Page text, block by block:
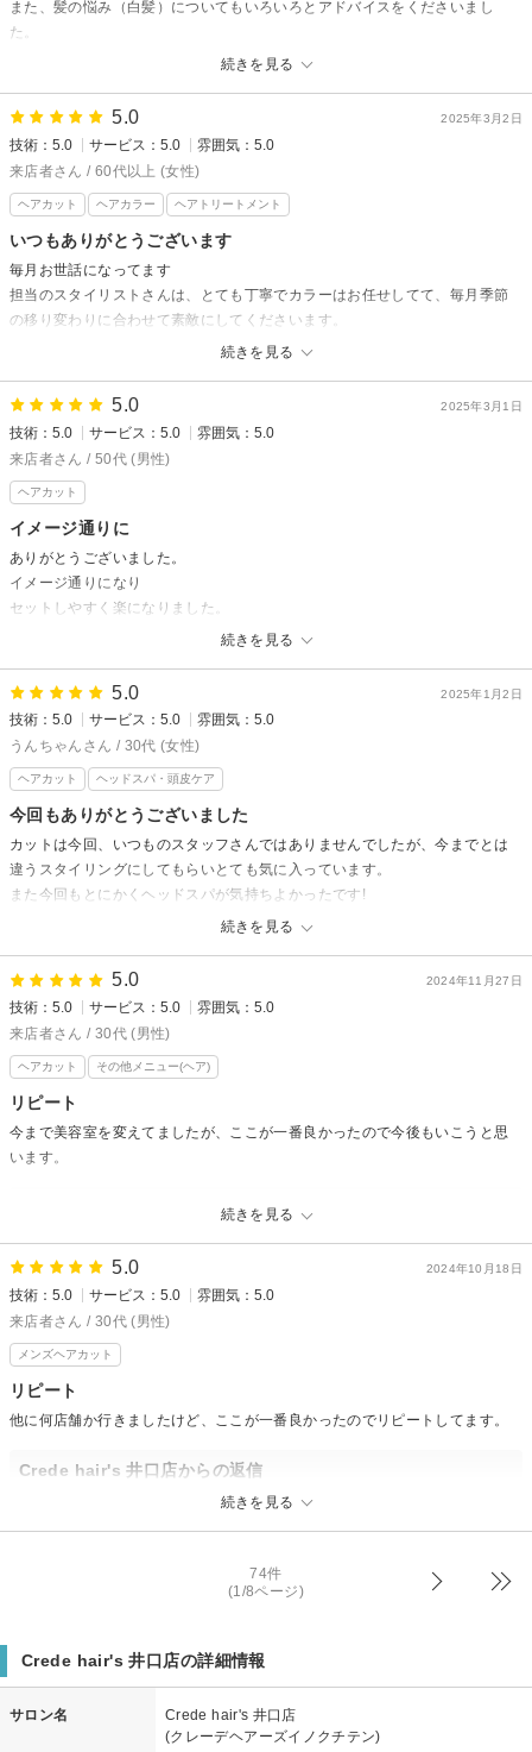
続きを見る
また、髪の悩み（白髪）についてもいろいろとアドバイスをくださいまし
た。
次回はカラーリングもしようと思うのでよろしくお願いします!
Crede hair's 井口店からの返信
うんちゃん様
いつもご来店いただきありがとうございます。
カラーで白髪の悩みも改善されますが雰囲気も変わることで
気分も上がると思いますのでぜひ挑戦してみてくださいね！
またのご来店をお待ちしています。
2025年3月2日
5.0
技術：5.0 サービス：5.0
雰囲気：5.0
来店者さん / 60代以上 (女性)
ヘアカット ヘアカラー ヘアトリートメント
いつもありがとうございます
続きを見る
毎月お世話になってます
担当のスタイリストさんは、とても丁寧でカラーはお任せしてて、毎月季節
の移り変わりに合わせて素敵にしてくださいます。
シャンプーは担当のスタイリストさんとは別の方がしてくださるのですが、
てくれました。無言でシャンプーをされると本当にオーダーしたメニューを
たです。
Crede hair's 井口店からの返信
来店者様
先日はご来店いただきありがとうございます！
「担当のスタイリストさんは、とても丁寧でカラーはお任せしてて、毎月
季節の移り変わりに合わせて素敵にしてくださいます。」と嬉しい口コミ
をいただき大変嬉しく思います。
シャンプー中は心地よく過ごしていただけるようにできるかぎり会話は
すので
スタッフで共有させて頂き次回も喜んでいただけるように
努めて参ります。
またのご来店お待ちしています。
2025年3月1日
5.0
技術：5.0 サービス：5.0
雰囲気：5.0
来店者さん / 50代 (男性)
ヘアカット
イメージ通りに
続きを見る
ありがとうございました。
イメージ通りになり
セットしやすく楽になりました。
来店者様
先日はご来店いただきありがとうございます。
今回はカットでのご予約でしたがイメージ通りになり
セットがしやすくなったとお声をいただき安心しました。
また次回も喜んでいただけるように日々勉強をして
お出迎えできるように準備をしておきます。
またのご来店をお待ちしています。
2025年1月2日
5.0
技術：5.0 サービス：5.0
雰囲気：5.0
うんちゃんさん / 30代 (女性)
ヘアカット ヘッドスパ・頭皮ケア
今回もありがとうございました
続きを見る
カットは今回、いつものスタッフさんではありませんでしたが、今までとは
違うスタイリングにしてもらいとても気に入っています。
また今回もとにかくヘッドスパが気持ちよかったです!
Crede hair's 井口店からの返信
うんちゃん様
先日はご来店いただきありがとうございました！
ヘッドスパもお褒めのお言葉をいただけて嬉しく思います。
ヘッドスパはスパニストをおいての本格的なスパになっていますので
またヘッドスパもやってみてくださいね。
またのご来店をお待ちしています。
2024年11月27日
5.0
技術：5.0 サービス：5.0
雰囲気：5.0
来店者さん / 30代 (男性)
ヘアカット その他メニュー(ヘア)
リピート
続きを見る
今まで美容室を変えてましたが、ここが一番良かったので今後もいこうと思
います。
Crede hair's 井口店からの返信
先日はご来店いただきありがとうございました！
今回「今まで美容室を変えてましたが、ここが一番良かったので今後もい
こうと思います」と大変嬉しいお言葉をいただき嬉しく思います。
変化して努力してまいります。
またのご来店をお待ちしています。
2024年10月18日
5.0
技術：5.0 サービス：5.0
雰囲気：5.0
来店者さん / 30代 (男性)
メンズヘアカット
リピート
続きを見る
他に何店舗か行きましたけど、ここが一番良かったのでリピートしてます。
Crede hair's 井口店からの返信
嬉しい口コミありがとうございます。
またのご来店をお待ちしています。
74件
(1/8ページ)
Crede hair's 井口店の詳細情報
サロン名
Crede hair's 井口店
(クレーデヘアーズイノクチテン)